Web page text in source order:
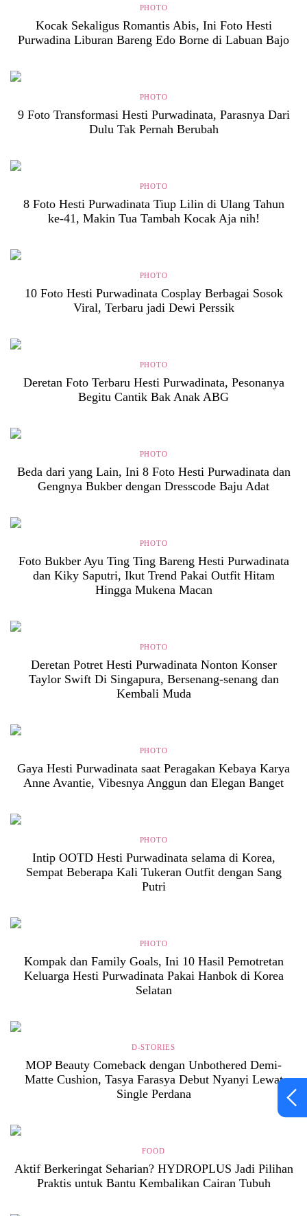
PHOTO
Kocak Sekaligus Romantis Abis, Ini Foto Hesti
Purwadina Liburan Bareng Edo Borne di Labuan Bajo
PHOTO
9 Foto Transformasi Hesti Purwadinata, Parasnya Dari
Dulu Tak Pernah Berubah
PHOTO
8 Foto Hesti Purwadinata Tiup Lilin di Ulang Tahun
ke-41, Makin Tua Tambah Kocak Aja nih!
PHOTO
10 Foto Hesti Purwadinata Cosplay Berbagai Sosok
Viral, Terbaru jadi Dewi Perssik
PHOTO
Deretan Foto Terbaru Hesti Purwadinata, Pesonanya
Begitu Cantik Bak Anak ABG
PHOTO
Beda dari yang Lain, Ini 8 Foto Hesti Purwadinata dan
Gengnya Bukber dengan Dresscode Baju Adat
PHOTO
Foto Bukber Ayu Ting Ting Bareng Hesti Purwadinata
dan Kiky Saputri, Ikut Trend Pakai Outfit Hitam
Hingga Mukena Macan
PHOTO
Deretan Potret Hesti Purwadinata Nonton Konser
Taylor Swift Di Singapura, Bersenang-senang dan
Kembali Muda
PHOTO
Gaya Hesti Purwadinata saat Peragakan Kebaya Karya
Anne Avantie, Vibesnya Anggun dan Elegan Banget
PHOTO
Intip OOTD Hesti Purwadinata selama di Korea,
Sempat Beberapa Kali Tukeran Outfit dengan Sang
Putri
PHOTO
Kompak dan Family Goals, Ini 10 Hasil Pemotretan
Keluarga Hesti Purwadinata Pakai Hanbok di Korea
Selatan
D-STORIES
MOP Beauty Comeback dengan Unbothered Demi-
Matte Cushion, Tasya Farasya Debut Nyanyi Lewat
Single Perdana
FOOD
Aktif Berkeringat Seharian? HYDROPLUS Jadi Pilihan
Praktis untuk Bantu Kembalikan Cairan Tubuh